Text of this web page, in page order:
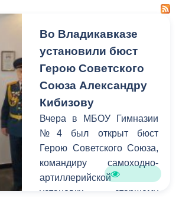
Во Владикавказе
установили бюст
Герою Советского
Союза Александру
Кибизову
Вчера в МБОУ Гимназии
№4 был открыт бюст
Герою Советского Союза,
командиру самоходно-
артиллерийской
установки, старшему